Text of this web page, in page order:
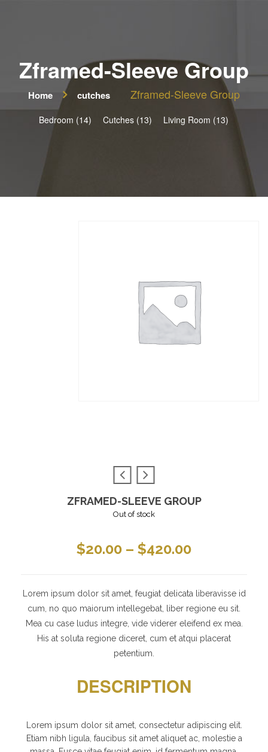
Zframed-Sleeve Group
Home cutches Zframed-Sleeve Group
Bedroom (14) Cutches (13) Living Room (13)
ZFRAMED-SLEEVE GROUP
Out of stock
$20.00 – $420.00
Lorem ipsum dolor sit amet, feugiat delicata liberavisse id
cum, no quo maiorum intellegebat, liber regione eu sit.
Mea cu case ludus integre, vide viderer eleifend ex mea.
His at soluta regione diceret, cum et atqui placerat
petentium.
DESCRIPTION
Lorem ipsum dolor sit amet, consectetur adipiscing elit.
Etiam nibh ligula, faucibus sit amet aliquet ac, molestie a